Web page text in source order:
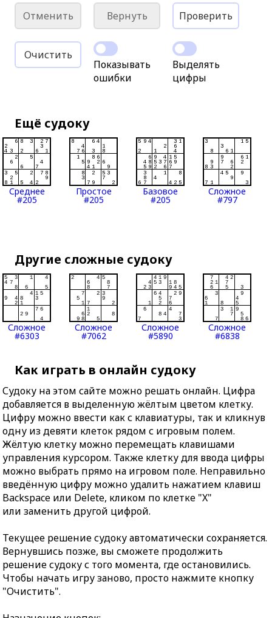
Отменить Вернуть Проверить
Очистить
Показывать
ошибки
Выделять
цифры
Ещё судоку
Среднее
#205
Простое
#205
Базовое
#205
Сложное
#797
Другие сложные судоку
Сложное
#6303
Сложное
#7062
Сложное
#5890
Сложное
#6838
Как играть в онлайн судоку
Судоку на этом сайте можно решать онлайн. Цифра
добавляется в выделенную жёлтым цветом клетку.
Цифру можно ввести как с клавиатуры, так и кликнув
одну из девяти клеток рядом с игровым полем.
Жёлтую клетку можно перемещать клавишами
управления курсором. Также клетку для ввода цифры
можно выбрать прямо на игровом поле. Неправильно
введённую цифру можно удалить нажатием клавиш
Backspace или Delete, кликом по клетке "X"
или заменить другой цифрой.
Текущее решение судоку автоматически сохраняется.
Вернувшись позже, вы сможете продолжить
решение судоку с того момента, где остановились.
Чтобы начать игру заново, просто нажмите кнопку
"Очистить".